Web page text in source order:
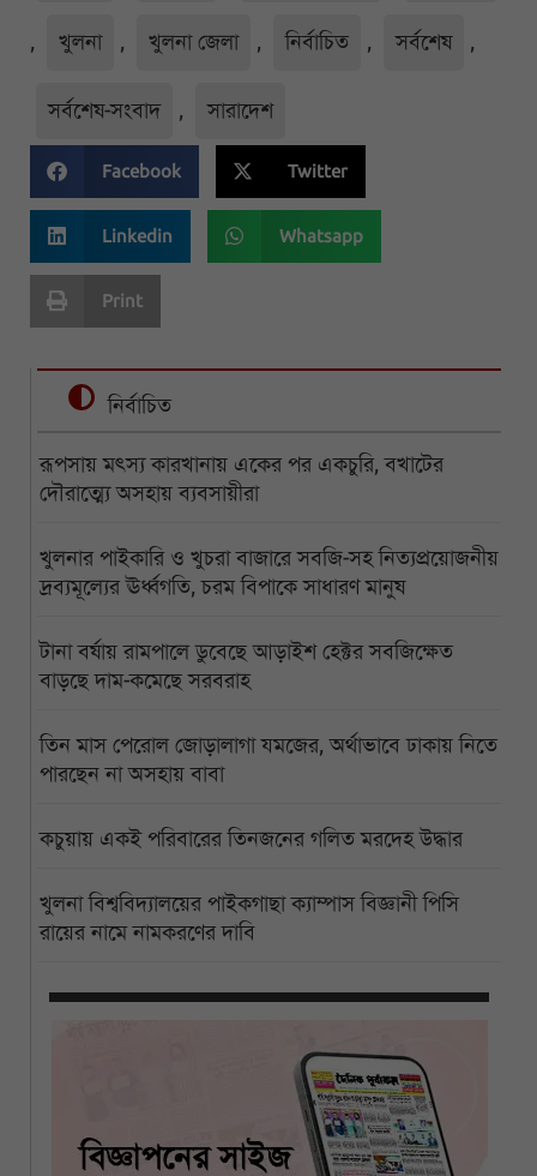
, খুলনা , খুলনা জেলা , নির্বাচিত , সর্বশেষ ,
সর্বশেষ-সংবাদ , সারাদেশ
Facebook Twitter
Linkedin Whatsapp
Print
নির্বাচিত
রূপসায় মৎস্য কারখানায় একের পর একচুরি, বখাটের
দৌরাত্ম্যে অসহায় ব্যবসায়ীরা
খুলনার পাইকারি ও খুচরা বাজারে সবজি-সহ নিত্যপ্রয়োজনীয়
দ্রব্যমূল্যের ঊর্ধ্বগতি, চরম বিপাকে সাধারণ মানুষ
টানা বর্ষায় রামপালে ডুবেছে আড়াইশ হেক্টর সবজিক্ষেত
বাড়ছে দাম-কমেছে সরবরাহ
তিন মাস পেরোল জোড়ালাগা যমজের, অর্থাভাবে ঢাকায় নিতে
পারছেন না অসহায় বাবা
কচুয়ায় একই পরিবারের তিনজনের গলিত মরদেহ উদ্ধার
খুলনা বিশ্ববিদ্যালয়ের পাইকগাছা ক্যাম্পাস বিজ্ঞানী পিসি
রায়ের নামে নামকরণের দাবি